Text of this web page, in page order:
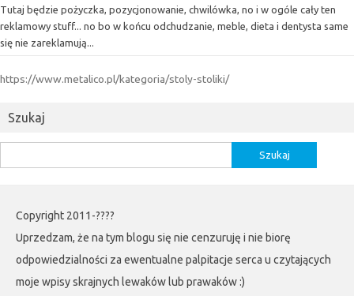
Tutaj będzie pożyczka, pozycjonowanie, chwilówka, no i w ogóle cały ten
reklamowy stuff... no bo w końcu odchudzanie, meble, dieta i dentysta same
się nie zareklamują...
https://www.metalico.pl/kategoria/stoly-stoliki/
Szukaj
Copyright 2011-????
Uprzedzam, że na tym blogu się nie cenzuruję i nie biorę
odpowiedzialności za ewentualne palpitacje serca u czytających
moje wpisy skrajnych lewaków lub prawaków :)